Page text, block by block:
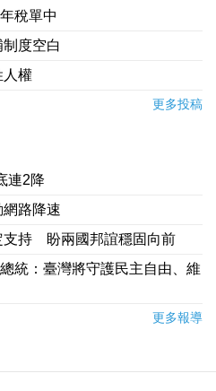
稅單中
度空白
人權
更多投稿
連2降
路降速
支持 盼兩國邦誼穩固向前
統：臺灣將守護民主自由、維
更多報導